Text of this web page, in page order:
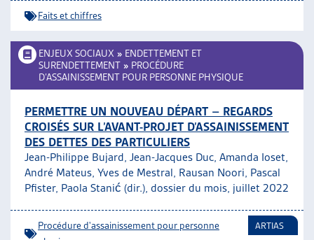
Faits et chiffres
ENJEUX SOCIAUX » ENDETTEMENT ET
SURENDETTEMENT » PROCÉDURE
D’ASSAINISSEMENT POUR PERSONNE PHYSIQUE
PERMETTRE UN NOUVEAU DÉPART – REGARDS
CROISÉS SUR L’AVANT-PROJET D’ASSAINISSEMENT
DES DETTES DES PARTICULIERS
Jean-Philippe Bujard, Jean-Jacques Duc, Amanda Ioset,
André Mateus, Yves de Mestral, Rausan Noori, Pascal
Pfister, Paola Stanić (dir.), dossier du mois, juillet 2022
Procédure d'assainissement pour personne
ARTIAS